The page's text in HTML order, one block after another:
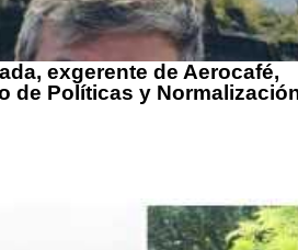
exgerente de Aerocafé,
de Políticas y